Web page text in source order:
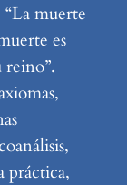
muerte
es
reino”.
práctica,